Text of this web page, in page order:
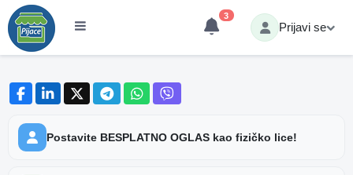
3
Prijavi se
Postavite BESPLATNO OGLAS kao fizičko lice!